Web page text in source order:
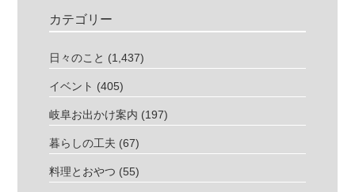
カテゴリー
日々のこと (1,437)
イベント (405)
岐阜お出かけ案内 (197)
暮らしの工夫 (67)
料理とおやつ (55)